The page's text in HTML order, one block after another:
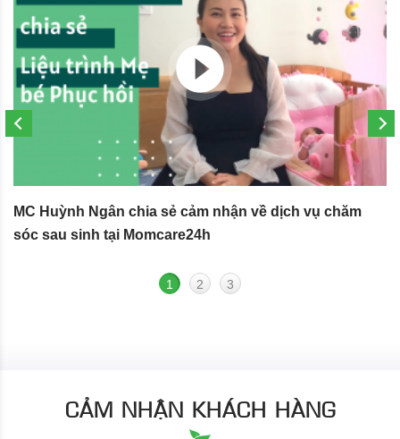
MC Huỳnh Ngân chia sẻ cảm nhận về dịch vụ chăm
sóc sau sinh tại Momcare24h
1 2 3
CẢM NHẬN KHÁCH HÀNG